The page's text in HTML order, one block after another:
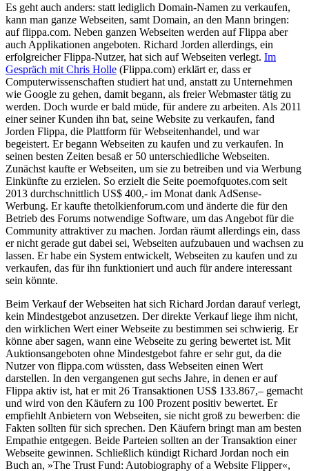
Es geht auch anders: statt lediglich Domain-Namen zu verkaufen,
kann man ganze Webseiten, samt Domain, an den Mann bringen:
auf flippa.com. Neben ganzen Webseiten werden auf Flippa aber
auch Applikationen angeboten. Richard Jorden allerdings, ein
erfolgreicher Flippa-Nutzer, hat sich auf Webseiten verlegt. Im
Gespräch mit Chris Holle (Flippa.com) erklärt er, dass er
Computerwissenschaften studiert hat und, anstatt zu Unternehmen
wie Google zu gehen, damit begann, als freier Webmaster tätig zu
werden. Doch wurde er bald müde, für andere zu arbeiten. Als 2011
einer seiner Kunden ihn bat, seine Website zu verkaufen, fand
Jorden Flippa, die Plattform für Webseitenhandel, und war
begeistert. Er begann Webseiten zu kaufen und zu verkaufen. In
seinen besten Zeiten besaß er 50 unterschiedliche Webseiten.
Zunächst kaufte er Webseiten, um sie zu betreiben und via Werbung
Einkünfte zu erzielen. So erzielt die Seite poemofquotes.com seit
2013 durchschnittlich US$ 400,- im Monat dank AdSense-
Werbung. Er kaufte thetolkienforum.com und änderte die für den
Betrieb des Forums notwendige Software, um das Angebot für die
Community attraktiver zu machen. Jordan räumt allerdings ein, dass
er nicht gerade gut dabei sei, Webseiten aufzubauen und wachsen zu
lassen. Er habe ein System entwickelt, Webseiten zu kaufen und zu
verkaufen, das für ihn funktioniert und auch für andere interessant
sein könnte.
Beim Verkauf der Webseiten hat sich Richard Jordan darauf verlegt,
kein Mindestgebot anzusetzen. Der direkte Verkauf liege ihm nicht,
den wirklichen Wert einer Webseite zu bestimmen sei schwierig. Er
könne aber sagen, wann eine Webseite zu gering bewertet ist. Mit
Auktionsangeboten ohne Mindestgebot fahre er sehr gut, da die
Nutzer von flippa.com wüssten, dass Webseiten einen Wert
darstellen. In den vergangenen gut sechs Jahre, in denen er auf
Flippa aktiv ist, hat er mit 26 Transaktionen US$ 133.867,– gemacht
und wird von den Käufern zu 100 Prozent positiv bewertet. Er
empfiehlt Anbietern von Webseiten, sie nicht groß zu bewerben: die
Fakten sollten für sich sprechen. Den Käufern bringt man am besten
Empathie entgegen. Beide Parteien sollten an der Transaktion einer
Webseite gewinnen. Schließlich kündigt Richard Jordan noch ein
Buch an, »The Trust Fund: Autobiography of a Website Flipper«,